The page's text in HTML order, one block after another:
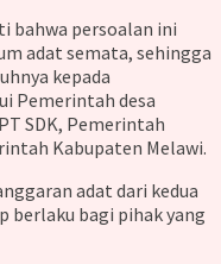
bahwa persoalan ini
adat semata, sehingga
kepada
Pemerintah desa
SDK, Pemerintah
Kabupaten Melawi.
adat dari kedua
berlaku bagi pihak yang